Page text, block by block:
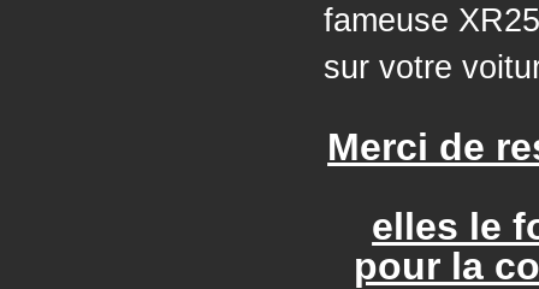
fameuse
sur votre
Merci de
elles le
pour la